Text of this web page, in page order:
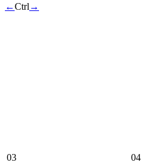
←Ctrl →
03 04